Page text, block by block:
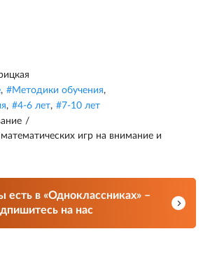
, #Методики обучения,
, #4-6 лет, #7-10 лет
/
игр на внимание и
есть в «Одноклассниках» –
на нас